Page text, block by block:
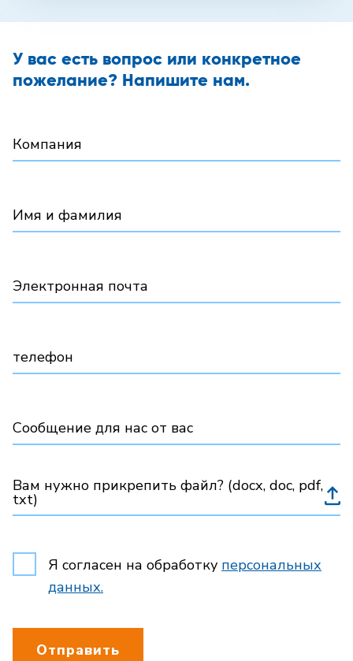
У вас есть вопрос или конкретное
пожелание? Напишите нам.
Компания
Имя и фамилия
Электронная почта
телефон
Сообщение для нас от вас
Вам нужно прикрепить файл? (docx, doc, pdf,
txt)
Я согласен на обработку персональных
данных.
Отправить